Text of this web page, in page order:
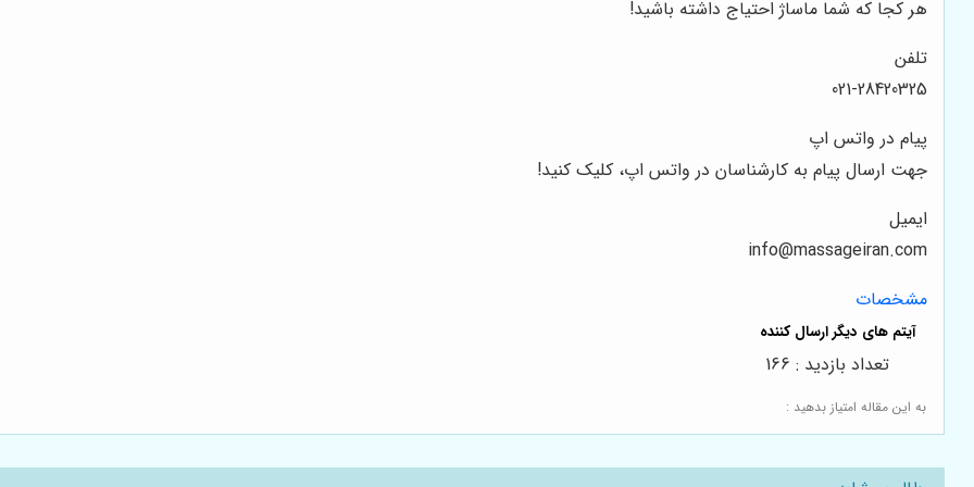
هر کجا که شما ماساژ احتیاج داشته باشید!
تلفن
021-28420325
پیام در واتس اپ
جهت ارسال پیام به کارشناسان در واتس اپ، کلیک کنید!
ایمیل
info@massageiran.com
مشخصات
به این مقاله امتیاز بدهید :
تعداد بازدید : 166